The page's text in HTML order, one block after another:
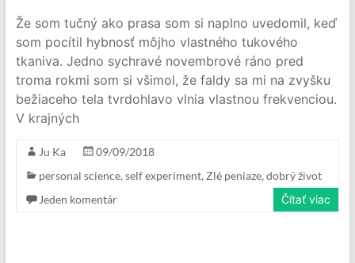
Že som tučný ako prasa som si naplno uvedomil, keď
som pocítil hybnosť môjho vlastného tukového
tkaniva. Jedno sychravé novembrové ráno pred
troma rokmi som si všimol, že faldy sa mi na zvyšku
bežiaceho tela tvrdohlavo vlnia vlastnou frekvenciou.
V krajných
Ju Ka
09/09/2018
personal science, self experiment, Zlé peniaze, dobrý život
Jeden komentár
Čítať viac